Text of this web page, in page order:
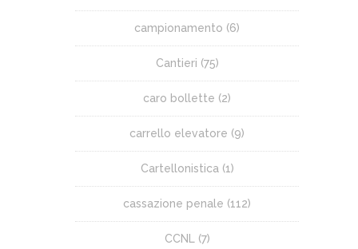
campionamento (6)
Cantieri (75)
caro bollette (2)
carrello elevatore (9)
Cartellonistica (1)
cassazione penale (112)
CCNL (7)